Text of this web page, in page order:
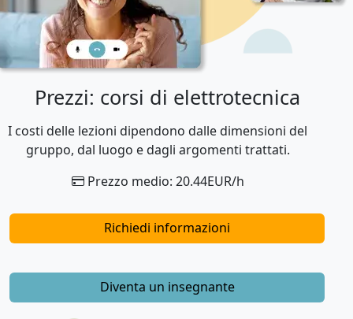
Prezzi: corsi di elettrotecnica
I costi delle lezioni dipendono dalle dimensioni del
gruppo, dal luogo e dagli argomenti trattati.
Prezzo medio: 20.44EUR/h
Richiedi informazioni
Diventa un insegnante